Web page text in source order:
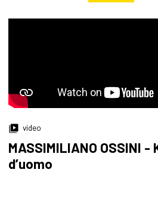
video
MASSIMILIANO OSSINI
d’uomo